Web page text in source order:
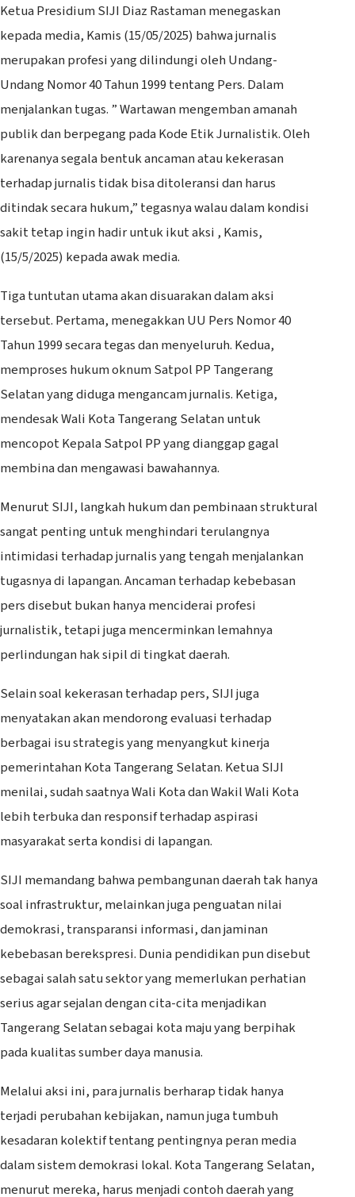
Ketua Presidium SIJI Diaz Rastaman menegaskan
kepada media, Kamis (15/05/2025) bahwa jurnalis
merupakan profesi yang dilindungi oleh Undang-
Undang Nomor 40 Tahun 1999 tentang Pers. Dalam
menjalankan tugas. ” Wartawan mengemban amanah
publik dan berpegang pada Kode Etik Jurnalistik. Oleh
karenanya segala bentuk ancaman atau kekerasan
terhadap jurnalis tidak bisa ditoleransi dan harus
ditindak secara hukum,” tegasnya walau dalam kondisi
sakit tetap ingin hadir untuk ikut aksi , Kamis,
(15/5/2025) kepada awak media.
Tiga tuntutan utama akan disuarakan dalam aksi
tersebut. Pertama, menegakkan UU Pers Nomor 40
Tahun 1999 secara tegas dan menyeluruh. Kedua,
memproses hukum oknum Satpol PP Tangerang
Selatan yang diduga mengancam jurnalis. Ketiga,
mendesak Wali Kota Tangerang Selatan untuk
mencopot Kepala Satpol PP yang dianggap gagal
membina dan mengawasi bawahannya.
Menurut SIJI, langkah hukum dan pembinaan struktural
sangat penting untuk menghindari terulangnya
intimidasi terhadap jurnalis yang tengah menjalankan
tugasnya di lapangan. Ancaman terhadap kebebasan
pers disebut bukan hanya menciderai profesi
jurnalistik, tetapi juga mencerminkan lemahnya
perlindungan hak sipil di tingkat daerah.
Selain soal kekerasan terhadap pers, SIJI juga
menyatakan akan mendorong evaluasi terhadap
berbagai isu strategis yang menyangkut kinerja
pemerintahan Kota Tangerang Selatan. Ketua SIJI
menilai, sudah saatnya Wali Kota dan Wakil Wali Kota
lebih terbuka dan responsif terhadap aspirasi
masyarakat serta kondisi di lapangan.
SIJI memandang bahwa pembangunan daerah tak hanya
soal infrastruktur, melainkan juga penguatan nilai
demokrasi, transparansi informasi, dan jaminan
kebebasan berekspresi. Dunia pendidikan pun disebut
sebagai salah satu sektor yang memerlukan perhatian
serius agar sejalan dengan cita-cita menjadikan
Tangerang Selatan sebagai kota maju yang berpihak
pada kualitas sumber daya manusia.
Melalui aksi ini, para jurnalis berharap tidak hanya
terjadi perubahan kebijakan, namun juga tumbuh
kesadaran kolektif tentang pentingnya peran media
dalam sistem demokrasi lokal. Kota Tangerang Selatan,
menurut mereka, harus menjadi contoh daerah yang